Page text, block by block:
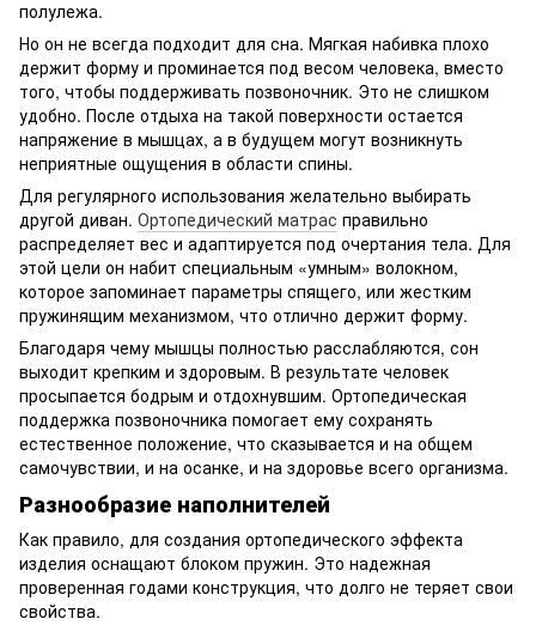
полулежа.
Но он не всегда подходит для сна. Мягкая набивка плохо
держит форму и проминается под весом человека, вместо
того, чтобы поддерживать позвоночник. Это не слишком
удобно. После отдыха на такой поверхности остается
напряжение в мышцах, а в будущем могут возникнуть
неприятные ощущения в области спины.
Для регулярного использования желательно выбирать
другой диван. Ортопедический матрас правильно
распределяет вес и адаптируется под очертания тела. Для
этой цели он набит специальным «умным» волокном,
которое запоминает параметры спящего, или жестким
пружинящим механизмом, что отлично держит форму.
Благодаря чему мышцы полностью расслабляются, сон
выходит крепким и здоровым. В результате человек
просыпается бодрым и отдохнувшим. Ортопедическая
поддержка позвоночника помогает ему сохранять
естественное положение, что сказывается и на общем
самочувствии, и на осанке, и на здоровье всего организма.
Разнообразие наполнителей
Как правило, для создания ортопедического эффекта
изделия оснащают блоком пружин. Это надежная
проверенная годами конструкция, что долго не теряет свои
свойства.